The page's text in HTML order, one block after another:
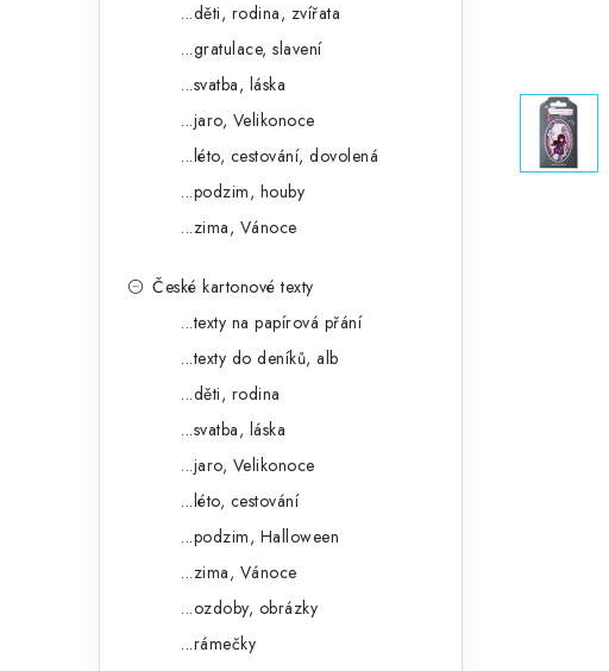
...děti, rodina, zvířata
...gratulace, slavení
...svatba, láska
...jaro, Velikonoce
...léto, cestování, dovolená
...podzim, houby
...zima, Vánoce
České kartonové texty
...texty na papírová přání
...texty do deníků, alb
...děti, rodina
...svatba, láska
...jaro, Velikonoce
...léto, cestování
...podzim, Halloween
...zima, Vánoce
...ozdoby, obrázky
...rámečky